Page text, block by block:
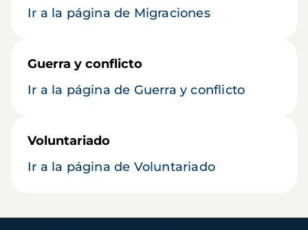
Ir a la página de Migraciones
Guerra y conflicto
Ir a la página de Guerra y conflicto
Voluntariado
Ir a la página de Voluntariado